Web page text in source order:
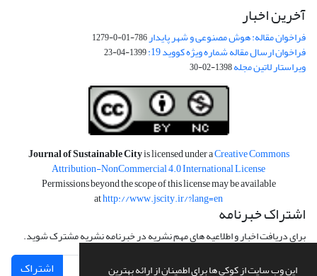
این وب سایت از کوکی ها برای اطمینان از ارائه بهترین
آخرین اخبار
فراخوان مقاله: هوش مصنوعی و شهر پایدار786-01-0-1279
فراخوان ارسال مقاله شماره ویژه کووید 19: 1399-04-23
ویراستار لاتین مجله1398-02-30
Journal of Sustainable Cityis licensed under aCreative Commons
Attribution-NonCommercial 4.0 International License
Permissions beyond the scope of this license may be available
athttp://www.jscity.ir/?lang=en
اشتراک خبرنامه
برای دریافت اخبار و اطلاعیه های مهم نشریه در خبرنامه نشریه مشترک شوید.
اشتراک